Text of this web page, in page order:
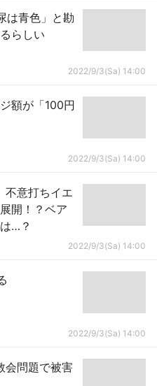
は青色」と勘
らしい
2022/9/3(Sa) 14:00
額が「100円
2022/9/3(Sa) 14:00
不意打ちイエ
開！？ベア
…？
2022/9/3(Sa) 14:00
2022/9/3(Sa) 14:00
会問題で被害